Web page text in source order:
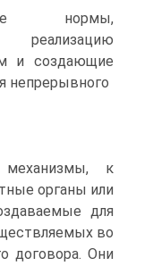
нормы,
и создающие
непрерывного
механизмы, к
органы или
для
во
договора. Они